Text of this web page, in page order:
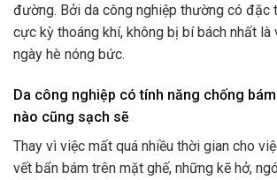
đường. Bởi da công nghiệp thường có đặc
cực kỳ thoáng khí, không bị bí bách nhất là
ngày hè nóng bức.
Da công nghiệp có tính năng chống
nào cũng sạch sẽ
Thay vì việc mất quá nhiều thời gian cho
vết bẩn bám trên mặt ghế, những kẽ hở,